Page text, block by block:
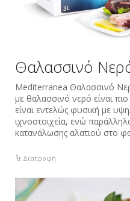
Θαλασσινό
Mediterranea Θαλασσινό
με θαλασσινό νερό είναι
είναι εντελώς φυσική με
ιχνοστοιχεία, ενώ
κατανάλωσης αλατιού στο
Διατροφή